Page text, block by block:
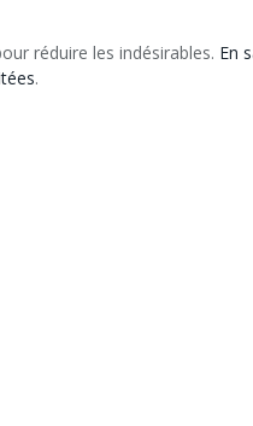
réduire les indésirables. En
.